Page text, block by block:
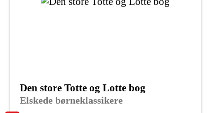
Elskede børneklassikere
Den store Totte og Lotte bog